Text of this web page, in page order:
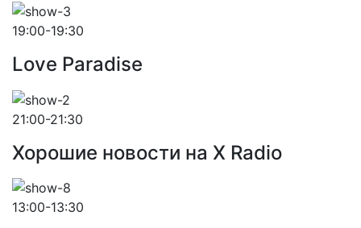
19:00-19:30
Love Paradise
21:00-21:30
Хорошие новости на X Radio
13:00-13:30